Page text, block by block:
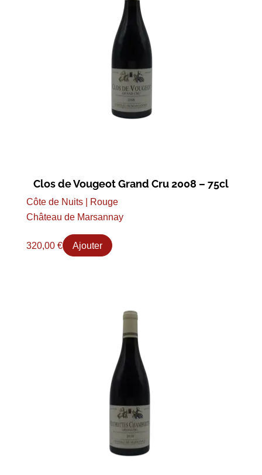
Clos de Vougeot Grand Cru 2008 – 75cl
Côte de Nuits | Rouge
Château de Marsannay
320,00 € Ajouter